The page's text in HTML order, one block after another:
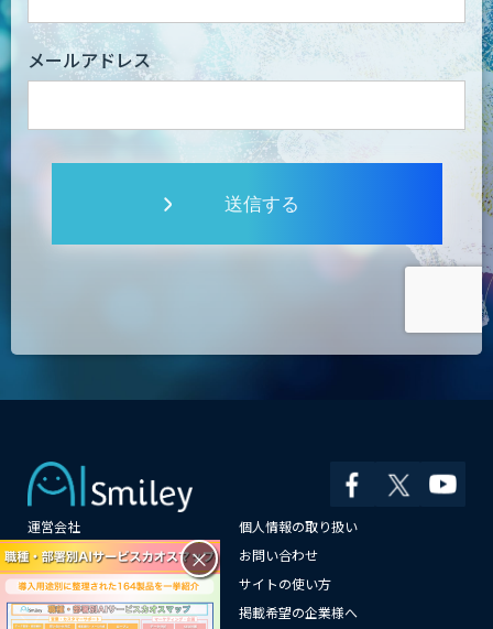
メールアドレス
送信する
運営会社
個人情報の取り扱い
よくある質問
お問い合わせ
メールマガジン登録
サイトの使い方
情報提供はこちらから
掲載希望の企業様へ
×